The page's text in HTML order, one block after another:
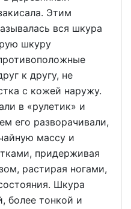
Этим
вся шкура
шкуру
к другу, не
с кожей наружу.
в «рулетик» и
его разворачивали,
массу и
придерживая
растирая ногами,
Шкура
более тонкой и